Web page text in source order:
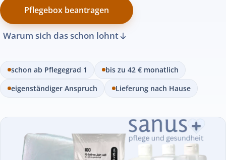
Pflegebox beantragen
Warum sich das schon lohnt
schon ab Pflegegrad 1
bis zu 42 € monatlich
eigenständiger Anspruch
Lieferung nach Hause